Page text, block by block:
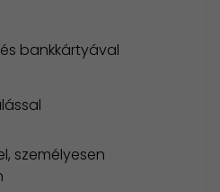
bankkártyával
személyesen